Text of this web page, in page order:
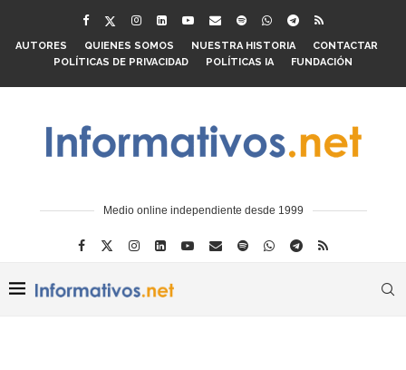
AUTORES QUIENES SOMOS NUESTRA HISTORIA
CONTACTAR
POLÍTICAS DE PRIVACIDAD
POLÍTICAS IA FUNDACIÓN
Medio online independiente desde 1999